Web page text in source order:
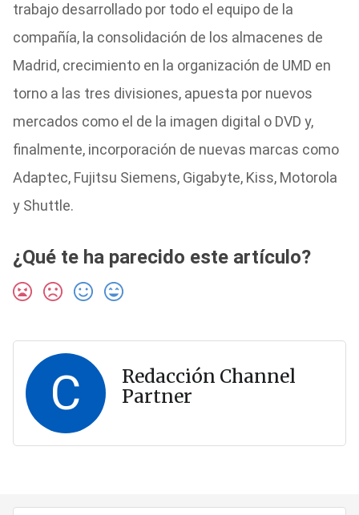
trabajo desarrollado por todo el equipo de la
compañía, la consolidación de los almacenes de
Madrid, crecimiento en la organización de UMD en
torno a las tres divisiones, apuesta por nuevos
mercados como el de la imagen digital o DVD y,
finalmente, incorporación de nuevas marcas como
Adaptec, Fujitsu Siemens, Gigabyte, Kiss, Motorola
y Shuttle.
¿Qué te ha parecido este artículo?
C
Redacción Channel
Partner